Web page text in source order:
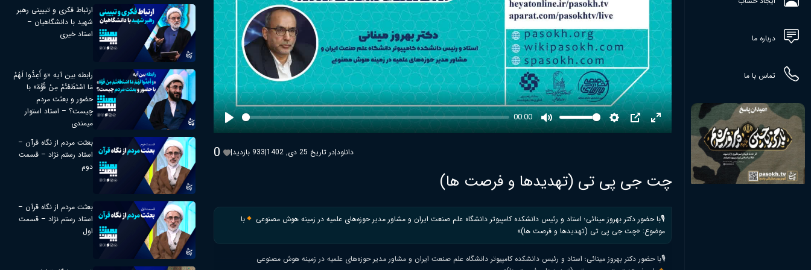
درباره ما
تماس با ما
Play
00:00
Mute Settings PIP
Enter
0 | 933 بازدید| در تاریخ 25 دی, 1402|دانلود
چت جی پی تی (تهدیدها و فرصت ها)
🎙با حضور دکتر بهروز مینائی؛ استاد و رئیس دانشکده کامپیوتر دانشگاه علم صنعت ایران و مشاور مدیر حوزه‌های علمیه در زمینه هوش مصنوعی
با
موضوع: «چت جی پی تی (تهدیدها و فرصت ها)»
🎙با حضور دکتر بهروز مینائی؛ استاد و رئیس دانشکده کامپیوتر دانشگاه علم صنعت ایران و مشاور مدیر حوزه‌های علمیه در زمینه هوش مصنوعی
ارتباط فکری و تبیینی رهبر
شهید با دانشگاهیان –
استاد خیری
رابطه بین آیه «وَ أَعِدُّوا لَهُمْ
مَا اسْتَطَعْتُمْ مِنْ قُوَّة» با
حضور و بعثت مردم
چیست؟ – استاد استوار
میمندی
بعثت مردم از نگاه قرآن –
استاد رستم نژاد – قسمت
دوم
بعثت مردم از نگاه قرآن –
استاد رستم نژاد – قسمت
اول